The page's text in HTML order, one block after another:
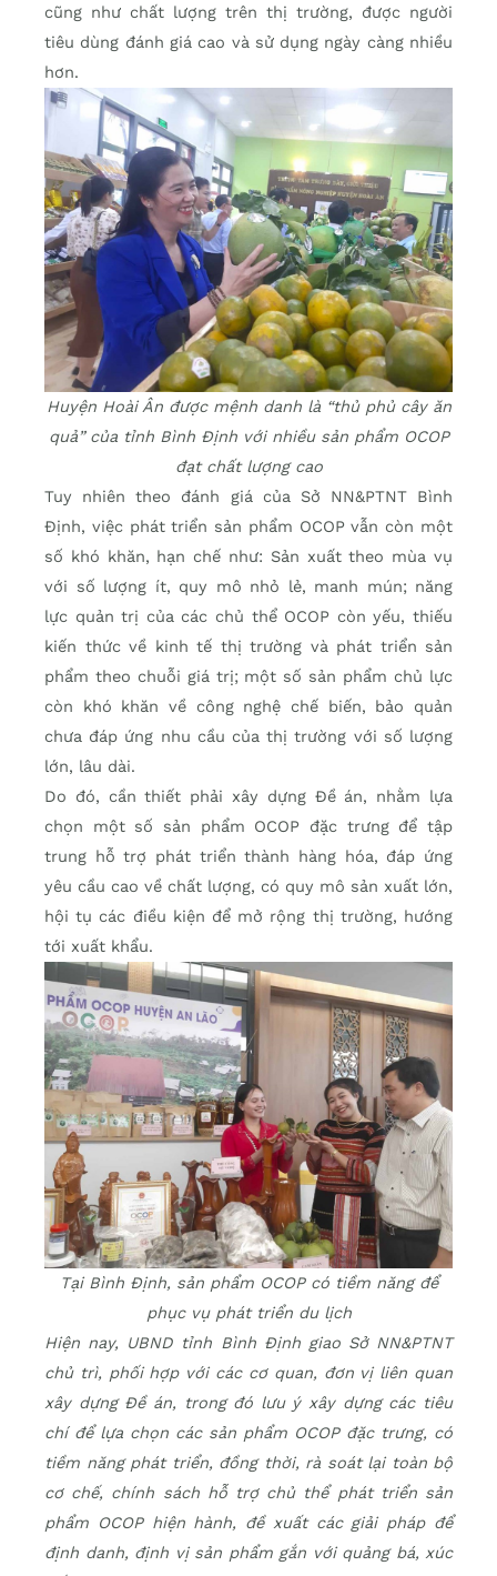
cũng như chất lượng trên thị trường, được người
tiêu dùng đánh giá cao và sử dụng ngày càng nhiều
hơn.
Huyện Hoài Ân được mệnh danh là “thủ phủ cây ăn
quả” của tỉnh Bình Định với nhiều sản phẩm OCOP
đạt chất lượng cao
Tuy nhiên theo đánh giá của Sở NN&PTNT Bình
Định, việc phát triển sản phẩm OCOP vẫn còn một
số khó khăn, hạn chế như: Sản xuất theo mùa vụ
với số lượng ít, quy mô nhỏ lẻ, manh mún; năng
lực quản trị của các chủ thể OCOP còn yếu, thiếu
kiến thức về kinh tế thị trường và phát triển sản
phẩm theo chuỗi giá trị; một số sản phẩm chủ lực
còn khó khăn về công nghệ chế biến, bảo quản
chưa đáp ứng nhu cầu của thị trường với số lượng
lớn, lâu dài.
Do đó, cần thiết phải xây dựng Đề án, nhằm lựa
chọn một số sản phẩm OCOP đặc trưng để tập
trung hỗ trợ phát triển thành hàng hóa, đáp ứng
yêu cầu cao về chất lượng, có quy mô sản xuất lớn,
hội tụ các điều kiện để mở rộng thị trường, hướng
tới xuất khẩu.
Tại Bình Định, sản phẩm OCOP có tiềm năng để
phục vụ phát triển du lịch
Hiện nay, UBND tỉnh Bình Định giao Sở NN&PTNT
chủ trì, phối hợp với các cơ quan, đơn vị liên quan
xây dựng Đề án, trong đó lưu ý xây dựng các tiêu
chí để lựa chọn các sản phẩm OCOP đặc trưng, có
tiềm năng phát triển, đồng thời, rà soát lại toàn bộ
cơ chế, chính sách hỗ trợ chủ thể phát triển sản
phẩm OCOP hiện hành, đề xuất các giải pháp để
định danh, định vị sản phẩm gắn với quảng bá, xúc